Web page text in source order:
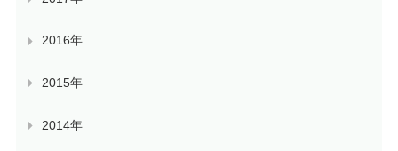
2016年
2015年
2014年